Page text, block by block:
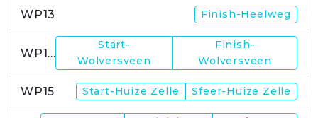
WP13 Finish-Heelweg
WP14
Start-
Wolversveen
Finish-
Wolversveen
WP15 Start-Huize Zelle Sfeer-Huize Zelle